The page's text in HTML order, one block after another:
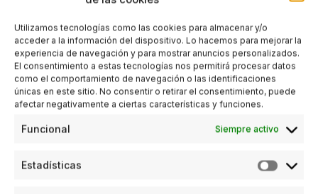
Utilizamos tecnologías como las cookies para almacenar y/o
acceder a la información del dispositivo. Lo hacemos para mejorar la
experiencia de navegación y para mostrar anuncios personalizados.
El consentimiento a estas tecnologías nos permitirá procesar datos
como el comportamiento de navegación o las identificaciones
únicas en este sitio. No consentir o retirar el consentimiento, puede
afectar negativamente a ciertas características y funciones.
Funcional Siempre activo
Estadísticas